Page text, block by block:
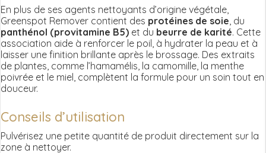
En plus de ses agents nettoyants d’origine végétale,
Greenspot Remover contient des protéines de soie, du
panthénol (provitamine B5) et du beurre de karité. Cette
association aide à renforcer le poil, à hydrater la peau et à
laisser une finition brillante après le brossage. Des extraits
de plantes, comme l’hamamélis, la camomille, la menthe
poivrée et le miel, complètent la formule pour un soin tout en
douceur.
Conseils d’utilisation
Pulvérisez une petite quantité de produit directement sur la
zone à nettoyer.